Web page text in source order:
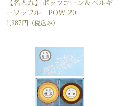
ーワッフル POW-20
1,987円 （税込み）